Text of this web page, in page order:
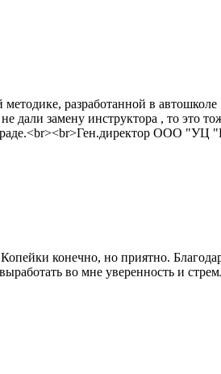
разработанной в
замену инструктора , то это
ООО
конечно, но приятно.
во мне уверенность и